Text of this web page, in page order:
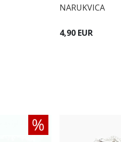
NARUKVICA
4,90 EUR